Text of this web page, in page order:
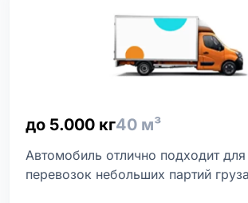
до 5.000 кг40 м³
Автомобиль отлично подходит
перевозок небольших партий груза